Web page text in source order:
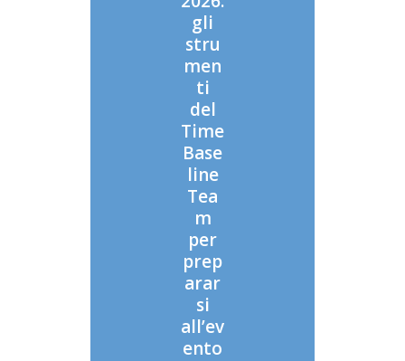
gli
stru
men
ti
del
Time
Base
line
Tea
m
per
prep
arar
si
all’ev
ento